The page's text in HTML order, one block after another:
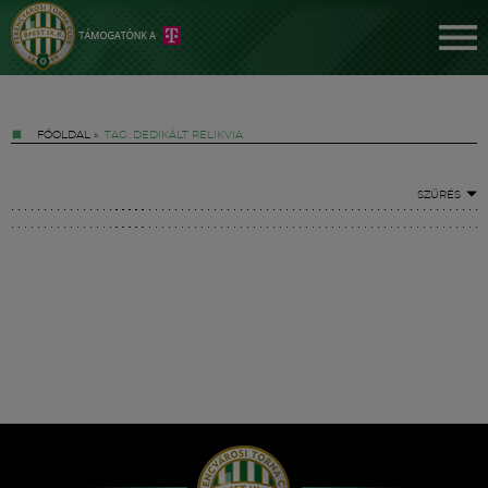
FŐOLDAL » TAG: DEDIKÁLT RELIKVIA
SZŰRÉS
Hírek